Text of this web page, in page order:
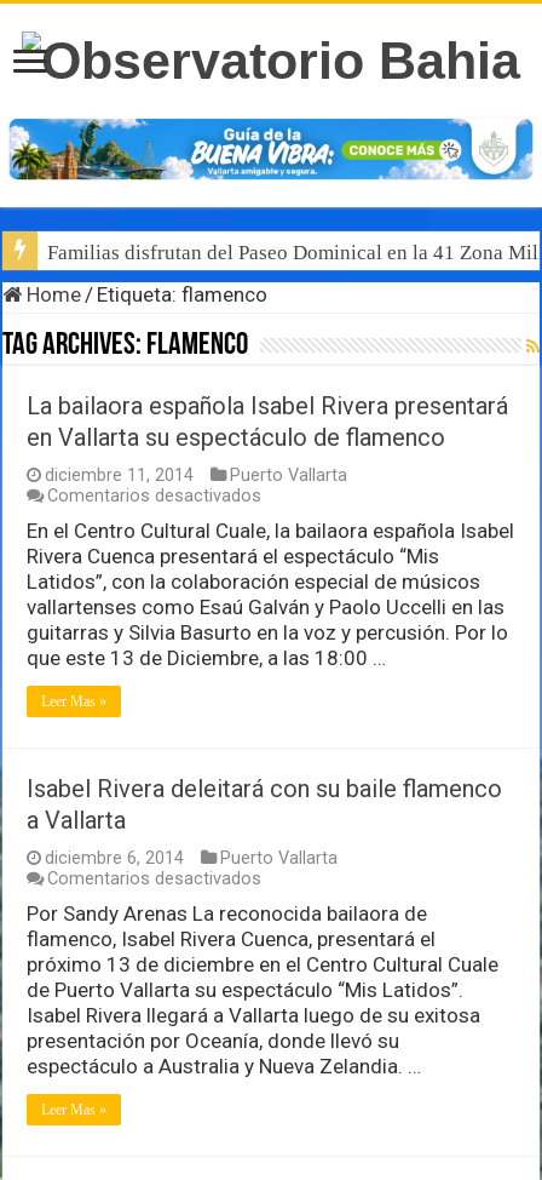
Familias disfrutan del Paseo Dominical en la 41 Zona
Home / Etiqueta:flamenco
Tag Archives: flamenco
La bailaora española Isabel Rivera presentará
en Vallarta su espectáculo de flamenco
diciembre 11, 2014
Puerto Vallarta
Comentarios desactivados
bailaora
española
Isabel
Rivera
presentará
en
Vallarta
En el Centro Cultural Cuale, la bailaora española Isabel
Rivera Cuenca presentará el espectáculo “Mis
Latidos”, con la colaboración especial de músicos
vallartenses como Esaú Galván y Paolo Uccelli en las
guitarras y Silvia Basurto en la voz y percusión. Por lo
que este 13 de Diciembre, a las 18:00 …
Leer Mas »
Isabel Rivera deleitará con su baile flamenco
a Vallarta
diciembre 6, 2014
Puerto Vallarta
Comentarios desactivados
Rivera
deleitará
con
su
baile
flamenco
a
Vallarta
Por Sandy Arenas La reconocida bailaora de
flamenco, Isabel Rivera Cuenca, presentará el
próximo 13 de diciembre en el Centro Cultural Cuale
de Puerto Vallarta su espectáculo “Mis Latidos”.
Isabel Rivera llegará a Vallarta luego de su exitosa
presentación por Oceanía, donde llevó su
espectáculo a Australia y Nueva Zelandia. …
Leer Mas »